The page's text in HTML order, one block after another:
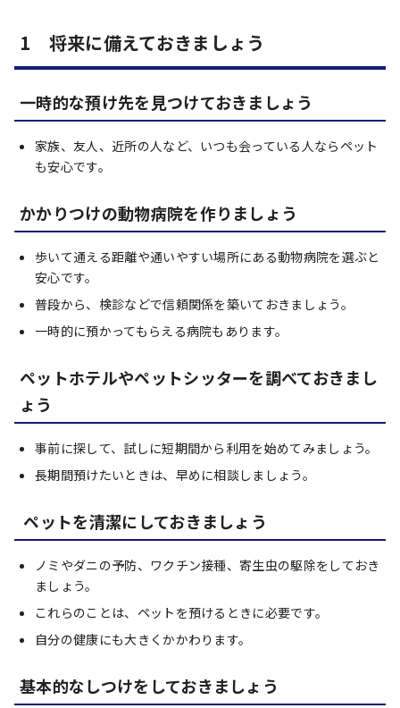
1 将来に備えておきましょう
一時的な預け先を見つけておきましょう
家族、友人、近所の人など、いつも会っている人ならペット
も安心です。
かかりつけの動物病院を作りましょう
歩いて通える距離や通いやすい場所にある動物病院を選ぶと
安心です。
普段から、検診などで信頼関係を築いておきましょう。
一時的に預かってもらえる病院もあります。
ペットホテルやペットシッターを調べておきまし
ょう
事前に探して、試しに短期間から利用を始めてみましょう。
長期間預けたいときは、早めに相談しましょう。
ペットを清潔にしておきましょう
ノミやダニの予防、ワクチン接種、寄生虫の駆除をしておき
ましょう。
これらのことは、ペットを預けるときに必要です。
自分の健康にも大きくかかわります。
基本的なしつけをしておきましょう